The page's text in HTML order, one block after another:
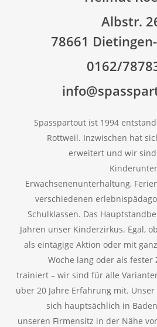
Albstr.
78661
0162/
Spasspartout ist 1994
Rottweil. Inzwischen hat
erweitert und wir
Erwachsenenunterhaltung,
verschiedenen
Schulklassen. Das
Jahren unser Kinderzirkus. Egal,
als eintägige Aktion oder mit
Woche lang oder als
trainiert – wir sind für alle
über 20 Jahre Erfahrung mit.
sich hauptsächlich in
unseren Firmensitz in der Nähe